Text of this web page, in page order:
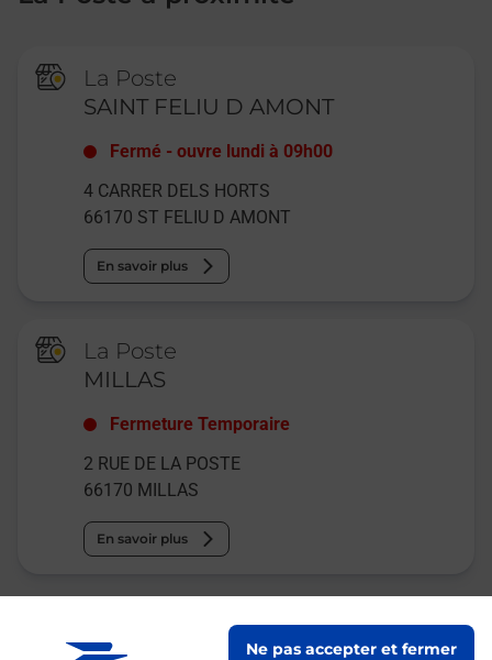
Ne pas accepter et fermer
La Poste
SAINT FELIU D AMONT
Fermé -ouvre lundi à 09h00
4 CARRER DELS HORTS
66170 ST FELIU D AMONT
En savoir plus
La Poste
MILLAS
Fermeture Temporaire
2 RUE DE LA POSTE
66170 MILLAS
En savoir plus